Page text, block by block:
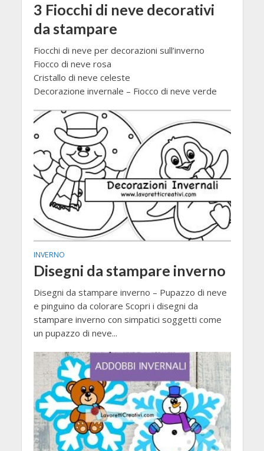
3 Fiocchi di neve decorativi
da stampare
Fiocchi di neve per decorazioni sull’inverno
Fiocco di neve rosa
Cristallo di neve celeste
Decorazione invernale – Fiocco di neve verde
INVERNO
Disegni da stampare inverno
Disegni da stampare inverno – Pupazzo di neve
e pinguino da colorare Scopri i disegni da
stampare inverno con simpatici soggetti come
un pupazzo di neve...